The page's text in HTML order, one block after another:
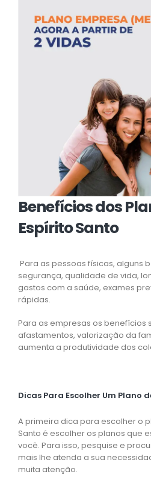
Benefícios dos
Espírito Santo
Para as pessoas físicas, alguns
segurança, qualidade de vida,
gastos com a saúde, exames
rápidas.
Para as empresas os benefícios
afastamentos, valorização da
aumenta a produtividade dos
Dicas Para Escolher Um Plano
A primeira dica para escolher o
Santo é escolher os planos que
você. Para isso, pesquise e
mais lhe atenda a sua
muita atenção.